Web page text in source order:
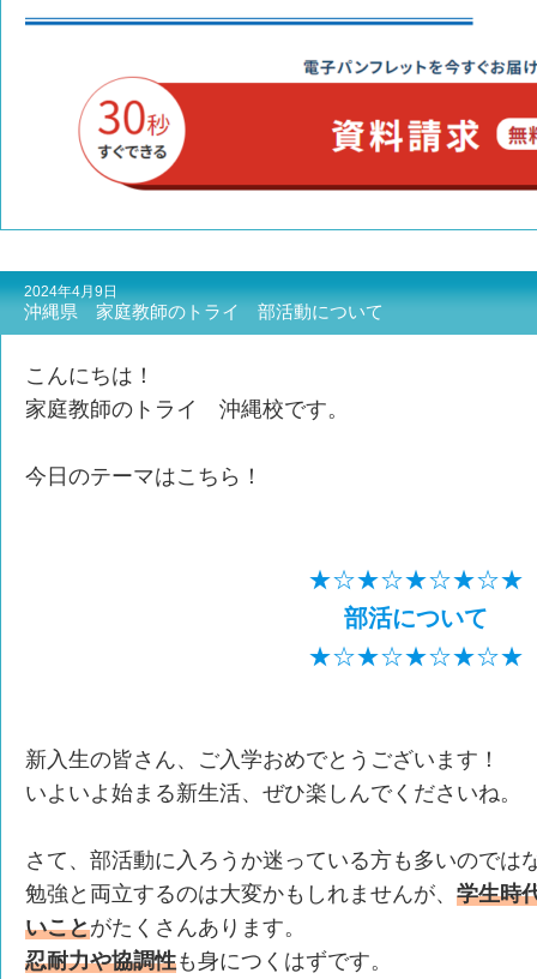
2024年4月9日
沖縄県 家庭教師のトライ 部活動について
こんにちは！
家庭教師のトライ 沖縄校です。
今日のテーマはこちら！
★☆★☆★☆★☆★
部活について
★☆★☆★☆★☆★
新入生の皆さん、ご入学おめでとうございます！
いよいよ始まる新生活、ぜひ楽しんでくださいね。
さて、部活動に入ろうか迷っている方も多いのでは
勉強と両立するのは大変かもしれませんが、 学生時
いことがたくさんあります。
忍耐力や協調性も身につくはずです。